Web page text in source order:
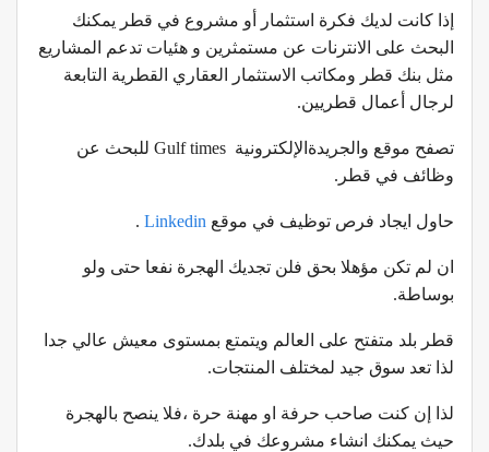
إذا كانت لديك فكرة استثمار أو مشروع في قطر يمكنك
البحث على الانترنات عن مستمثرين و هئيات تدعم المشاريع
مثل بنك قطر ومكاتب الاستثمار العقاري القطرية التابعة
لرجال أعمال قطريين.
تصفح موقع والجريدةالإلكترونية Gulf times للبحث عن
وظائف في قطر.
حاول ايجاد فرص توظيف في موقع Linkedin
.
ان لم تكن مؤهلا بحق فلن تجديك الهجرة نفعا حتى ولو
بوساطة.
قطر بلد متفتح على العالم ويتمتع بمستوى معيش عالي جدا
لذا تعد سوق جيد لمختلف المنتجات.
لذا إن كنت صاحب حرفة او مهنة حرة ،فلا ينصح بالهجرة
حيث يمكنك انشاء مشروعك في بلدك.